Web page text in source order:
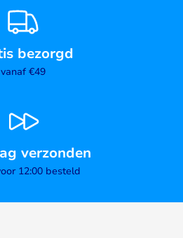
bezorgd
vanaf €49
verzonden
12:00 besteld